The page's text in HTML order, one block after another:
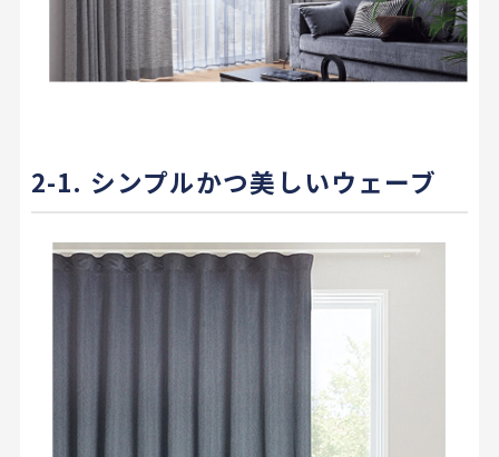
2-1. シンプルかつ美しいウェーブ